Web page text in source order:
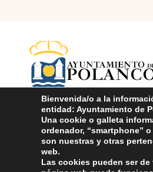
AYUNTAMIENTO DE POLANCO
Bienvenida/o a la
entidad: Ayuntamiento de
Una cookie o galleta
ordenador, “smartphone”
son nuestras y otras
web.
Las cookies pueden ser